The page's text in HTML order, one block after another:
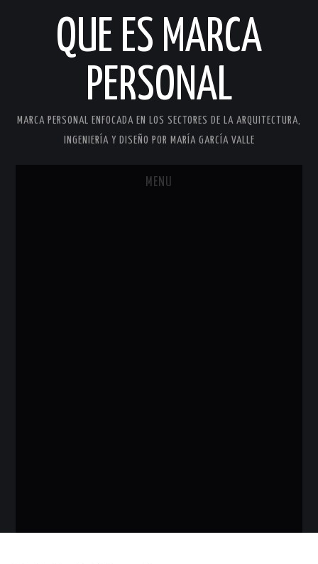
QUE ES MARCA
PERSONAL
MARCA PERSONAL ENFOCADA EN LOS SECTORES DE LA ARQUITECTURA,
INGENIERÍA Y DISEÑO POR MARÍA GARCÍA VALLE
MENU